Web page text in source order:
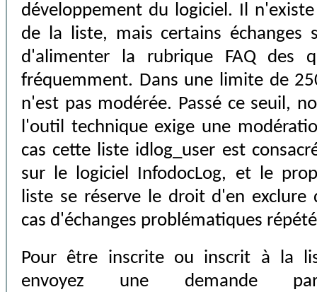
développement du logiciel. Il
de la liste, mais certains échanges
d'alimenter la rubrique FAQ des
fréquemment. Dans une limite de
n'est pas modérée. Passé ce seuil,
l'outil technique exige une
cas cette liste idlog_user est
sur le logiciel InfodocLog, et le
liste se réserve le droit d'en exclure
cas d'échanges problématiques
Pour être inscrite ou inscrit à la
envoyez une demande